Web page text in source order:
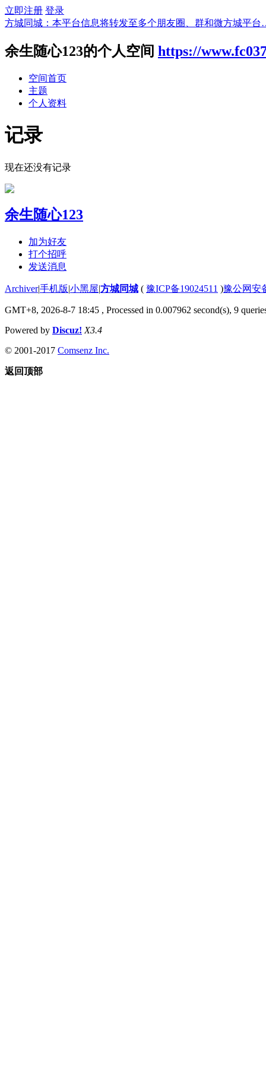
立即注册 登录
方城同城：本平台信息将转发至多个朋友圈、群和微方城平
余生随心123的个人空间 https://
空间首页
主题
个人资料
记录
现在还没有记录
余生随心123
加为好友
打个招呼
发送消息
Archiver|手机版|小黑屋|方城同城 ( 豫ICP备19024511 )豫公网安
GMT+8, 2026-8-7 18:45 , Processed in 0.007962 second(s), 9
Powered by Discuz! X3.4
© 2001-2017 Comsenz Inc.
返回顶部